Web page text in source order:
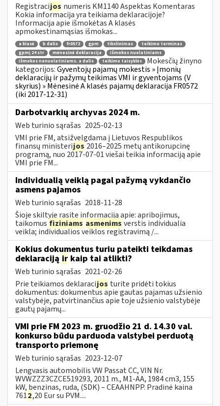
Registracijos numeris KM1140 Aspektas Komentaras
Kokia informacija yra teikiama deklaracijoje?
Informacija apie išmokėtas A klasės
apmokestinamąsias išmokas...
a klasė b dalis fr0572 gpm tikslinimas
teikimo terminas
gpmį 24 str
mėnesinė deklaracija
išmokos nuolatiniams
išmokos nenuolatiniams. a dalis
teikimo taisyklės
Mokesčių žinyno
kategorijos:Gyventojų pajamų mokestis » Įmonių
deklaracijų ir pažymų teikimas VMI ir gyventojams (V
skyrius) » Mėnesinė A klasės pajamų deklaracija FR0572
(iki 2017-12-31)
Darbotvarkių archyvas 2024 m.
Web turinio sąrašas 2025-02-13
VMI prie FM, atsižvelgdama į Lietuvos Respublikos
finansų ministerijos 2016–2025 metų antikorupcinę
programą, nuo 2017-07-01 viešai teikia informaciją apie
VMI prie FM...
Individualią veiklą pagal pažymą vykdančio
asmens pajamos
Web turinio sąrašas 2018-11-28
Šioje skiltyje rasite informaciją apie: apribojimus,
taikomus fiziniams asmenims verstis individualia
veikla; individualios veiklos registravimą /...
Kokius dokumentus turiu pateikti teikdamas
deklaraciją ir kaip tai atlikti?
Web turinio sąrašas 2021-02-26
Prie teikiamos deklaracijos turite pridėti tokius
dokumentus: dokumentus apie gautas pajamas užsienio
valstybėje, patvirtinančius apie toje užsienio valstybėje
gautų pajamų...
VMI prie FM 2023 m. gruodžio 21 d. 14.30 val.
konkurso būdu parduoda valstybei perduotą
transporto priemonę
Web turinio sąrašas 2023-12-07
Lengvasis automobilis VW Passat CC, VIN Nr.
WVWZZZ3CZCE519293, 2011 m., M1-AA, 1984 cm3, 155
kW, benzinas, ruda, (SDK) – CEAAHNPP. Pradinė kaina
7612,20 Eur su PVM....